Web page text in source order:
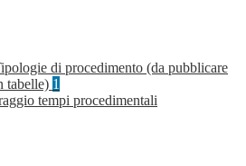
di procedimento (da pubblicare
tabelle) 1
tempi procedimentali